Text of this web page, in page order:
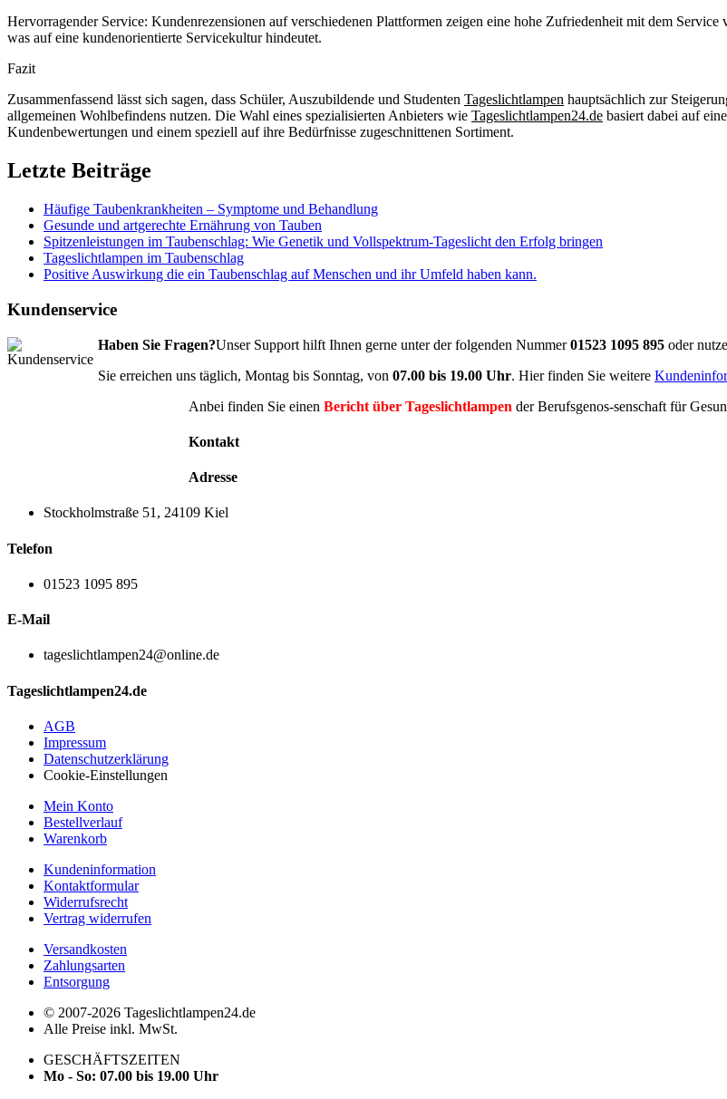
Hervorragender Service: Kundenrezensionen auf verschiedenen Plattformen zeigen eine hohe Zufriedenheit mit dem
was auf eine kundenorientierte Servicekultur hindeutet.
Fazit
Zusammenfassend lässt sich sagen, dass Schüler, Auszubildende und Studenten Tageslichtlampen hauptsächlich zur
allgemeinen Wohlbefindens nutzen. Die Wahl eines spezialisierten Anbieters wie Tageslichtlampen24.de basiert dabei auf
Kundenbewertungen und einem speziell auf ihre Bedürfnisse zugeschnittenen Sortiment.
Letzte Beiträge
Häufige Taubenkrankheiten – Symptome und Behandlung
Gesunde und artgerechte Ernährung von Tauben
Spitzenleistungen im Taubenschlag: Wie Genetik und Vollspektrum-Tageslicht den Erfolg bringen
Tageslichtlampen im Taubenschlag
Positive Auswirkung die ein Taubenschlag auf Menschen und ihr Umfeld haben kann.
Kundenservice
Haben Sie Fragen?Unser Support hilft Ihnen gerne unter der folgenden Nummer01523 1095 895 oder
Sie erreichen uns täglich, Montag bis Sonntag, von 07.00 bis 19.00 Uhr. Hier finden Sie weitere
Anbei finden Sie einen Bericht über Tageslichtlampen der Berufsgenos-senschaft für
Kontakt
Adresse
Stockholmstraße 51, 24109 Kiel
Telefon
01523 1095 895
E-Mail
tageslichtlampen24@online.de
Tageslichtlampen24.de
AGB
Impressum
Datenschutzerklärung
Cookie-Einstellungen
Mein Konto
Bestellverlauf
Warenkorb
Kundeninformation
Kontaktformular
Widerrufsrecht
Vertrag widerrufen
Versandkosten
Zahlungsarten
Entsorgung
© 2007-2026 Tageslichtlampen24.de
Alle Preise inkl. MwSt.
GESCHÄFTSZEITEN
Mo - So: 07.00 bis 19.00 Uhr